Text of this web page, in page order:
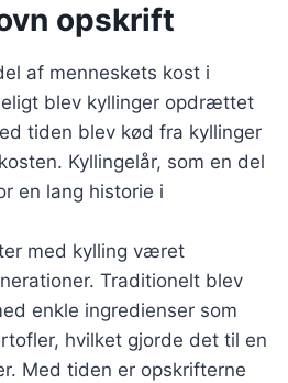
opskrift
af menneskets kost i
blev kyllinger opdrættet
tiden blev kød fra kyllinger
Kyllingelår, som en del
en lang historie i
med kylling været
Traditionelt blev
enkle ingredienser som
hvilket gjorde det til en
Med tiden er opskrifterne